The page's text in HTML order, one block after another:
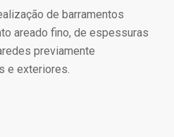
de barramentos
areado fino, de espessuras
previamente
e exteriores.